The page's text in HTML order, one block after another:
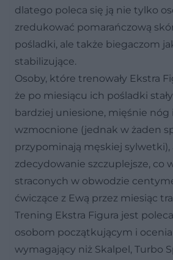
dlatego poleca się ją nie tylko
zredukować pomarańczową
pośladki, ale także biegaczom
stabilizujące.
Osoby, które trenowały Ekstra
że po miesiącu ich pośladki
bardziej uniesione, mięśnie nóg
wzmocnione (jednak w żaden
przypominają męskiej sylwetki),
zdecydowanie szczuplejsze, co
straconych w obwodzie
ćwiczące z Ewą przez miesiąc
Trening Ekstra Figura jest
osobom początkującym i
wymagający niż Skalpel, Turbo